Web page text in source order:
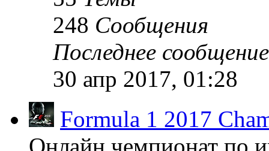
248 Сообщения
Последнее сообщение
30 апр 2017, 01:28
Formula 1 2017